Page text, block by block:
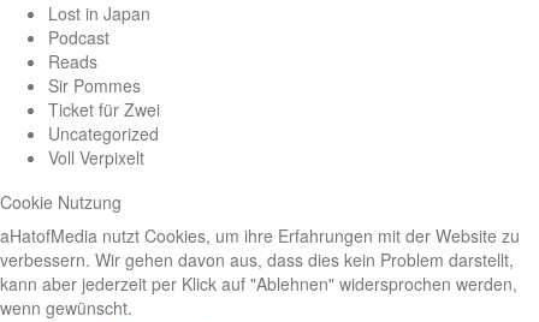
Lost in Japan
Podcast
Reads
Sir Pommes
Ticket für Zwei
Uncategorized
Voll Verpixelt
Cookie Nutzung
aHatofMedia nutzt Cookies, um ihre Erfahrungen mit der Website zu
verbessern. Wir gehen davon aus, dass dies kein Problem darstellt,
kann aber jederzeit per Klick auf "Ablehnen" widersprochen werden,
wenn gewünscht.